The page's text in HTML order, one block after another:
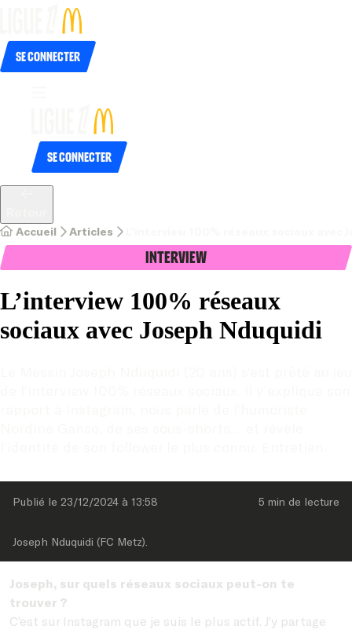
Se connecter
Se connecter
Accueil Articles
Interview
L’interview 100% réseaux
sociaux avec Joseph Nduquidi
Publié le 23/12/2024 à 13:58 5 min de lecture
Joseph Nduquidi (FC Metz).
Joseph, sur quels réseaux sociaux peut-on te
trouver ?
C’est sur Instagram que je suis le plus actif. J’y partage